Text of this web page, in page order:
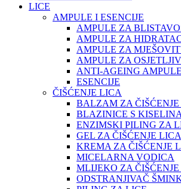
LICE
AMPULE I ESENCIJE
AMPULE ZA
AMPULE ZA
AMPULE ZA
AMPULE ZA
ANTI-AGEING AMPULE
ESENCIJE
ČIŠĆENJE LICA
BALZAM ZA
BLAZINICE S
ENZIMSKI PILING ZA
GEL ZA ČIŠĆENJE LICA
KREMA ZA ČIŠĆENJE
MICELARNA VODICA
MLIJEKO ZA
ODSTRANJIVAČ